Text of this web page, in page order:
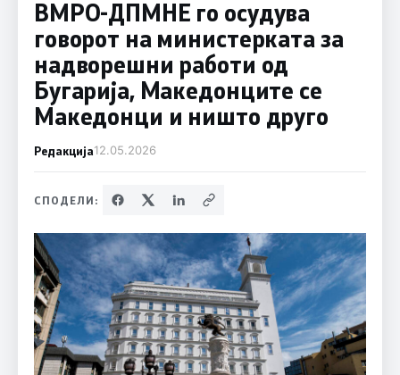
ВМРО-ДПМНЕ го осудува
говорот на министерката за
надворешни работи од
Бугарија, Македонците се
Македонци и ништо друго
Редакција12.05.2026
СПОДЕЛИ: